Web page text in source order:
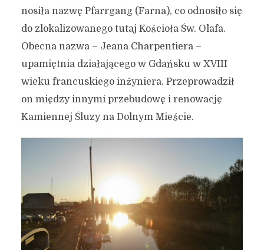
nosiła nazwę Pfarrgang (Farna), co odnosiło się
do zlokalizowanego tutaj Kościoła Św. Olafa.
Obecna nazwa – Jeana Charpentiera –
upamiętnia działającego w Gdańsku w XVIII
wieku francuskiego inżyniera. Przeprowadził
on między innymi przebudowę i renowację
Kamiennej Śluzy na Dolnym Mieście.